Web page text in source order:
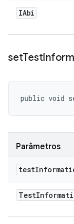
IAbi
setTest
public void
Parâmetros
test
Test